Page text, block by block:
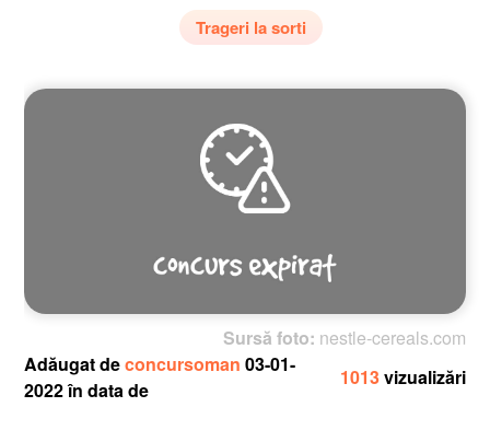
Trageri la sorti
Sursă foto:nestle-cereals.com
Adăugat deconcursoman03-01-
2022 în data de
1013vizualizări